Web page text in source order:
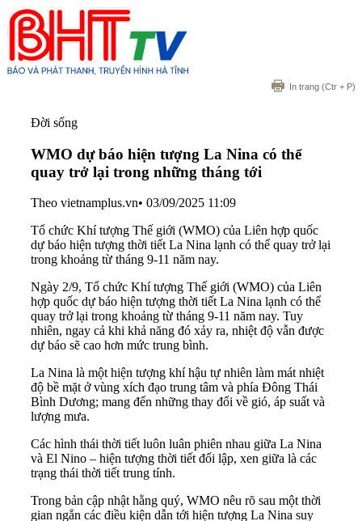
In trang (Ctr + P)
Đời sống
WMO dự báo hiện tượng La Nina có thể
quay trở lại trong những tháng tới
Theo vietnamplus.vn• 03/09/2025 11:09
Tổ chức Khí tượng Thế giới (WMO) của Liên hợp quốc
dự báo hiện tượng thời tiết La Nina lạnh có thể quay trở lại
trong khoảng từ tháng 9-11 năm nay.
Ngày 2/9, Tổ chức Khí tượng Thế giới (WMO) của Liên
hợp quốc dự báo hiện tượng thời tiết La Nina lạnh có thể
quay trở lại trong khoảng từ tháng 9-11 năm nay. Tuy
nhiên, ngay cả khi khả năng đó xảy ra, nhiệt độ vẫn được
dự báo sẽ cao hơn mức trung bình.
La Nina là một hiện tượng khí hậu tự nhiên làm mát nhiệt
độ bề mặt ở vùng xích đạo trung tâm và phía Đông Thái
Bình Dương; mang đến những thay đổi về gió, áp suất và
lượng mưa.
Các hình thái thời tiết luôn luân phiên nhau giữa La Nina
và El Nino – hiện tượng thời tiết đối lập, xen giữa là các
trạng thái thời tiết trung tính.
Trong bản cập nhật hằng quý, WMO nêu rõ sau một thời
gian ngắn các điều kiện dẫn tới hiện tượng La Nina suy